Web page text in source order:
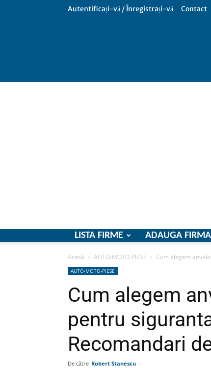
Autentificați-vă / Înregistrați-vă Contact
LISTA FIRME ADAUGA FIRMA
Acasă AUTO-MOTO-PIESE Cum alegem
AUTO-MOTO-PIESE
Cum alegem
pentru
Recomandari
De către Robert Stanescu -